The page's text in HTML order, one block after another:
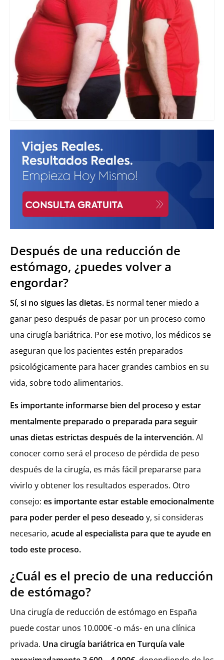
Después de una reducción de
estómago, ¿puedes volver a
engordar?
Sí, si no sigues las dietas. Es normal tener miedo a
ganar peso después de pasar por un proceso como
una cirugía bariátrica. Por ese motivo, los médicos se
aseguran que los pacientes estén preparados
psicológicamente para hacer grandes cambios en su
vida, sobre todo alimentarios.
Es importante informarse bien del proceso y estar
mentalmente preparado o preparada para seguir
unas dietas estrictas después de la intervención. Al
conocer como será el proceso de pérdida de peso
después de la cirugía, es más fácil prepararse para
vivirlo y obtener los resultados esperados. Otro
consejo: es importante estar estable emocionalmente
para poder perder el peso deseado y, si consideras
necesario, acude al especialista para que te ayude en
todo este proceso.
¿Cuál es el precio de una reducción
de estómago?
Una cirugía de reducción de estómago en España
puede costar unos 10.000€ -o más- en una clínica
privada. Una cirugía bariátrica en Turquía vale